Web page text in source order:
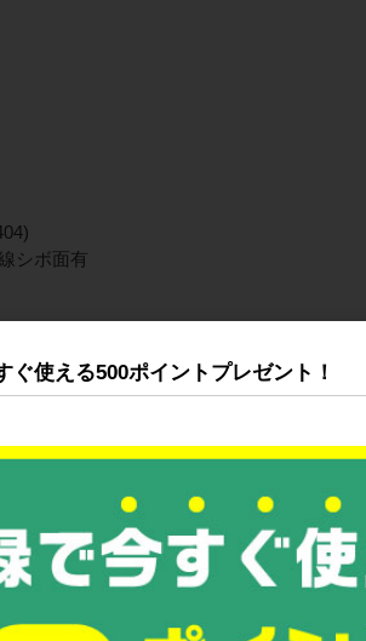
シボ面有
型(ワンタッチ式)
ぐ使える500ポイントプレゼント！